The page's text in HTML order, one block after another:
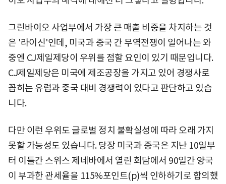
그린바이오 사업부에서 가장 큰 매출 비중을 차지하는 것
은 '라이신'인데, 미국과 중국 간 무역전쟁이 일어나는 와
중엔 CJ제일제당이 우위를 점할 요인이 있기 때문입니다.
CJ제일제당은 미국에 제조공장을 가지고 있어 경쟁사로
꼽히는 유럽과 중국 대비 경쟁력이 있다고 판단하고 있습
니다.
다만 이런 우위도 글로벌 정치 불확실성에 따라 오래 가지
못할 가능성도 있습니다. 당장 미국과 중국은 지난 10일부
터 이틀간 스위스 제네바에서 열린 회담에서 90일간 양국
이 부과한 관세율을 115%포인트(p)씩 인하하기로 합의했